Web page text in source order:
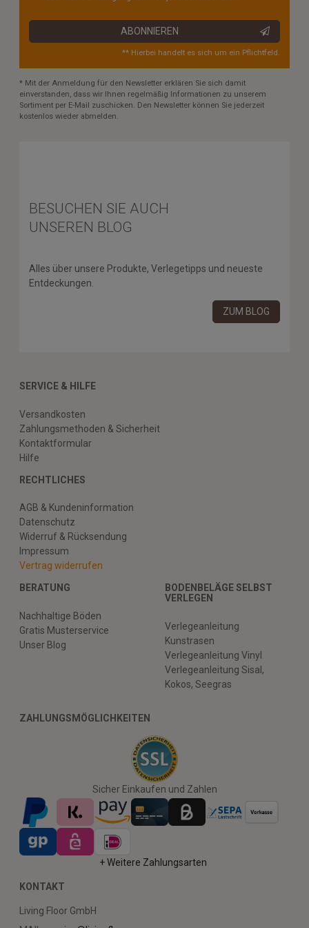
ABONNIEREN
** Hierbei handelt es sich um ein Pflichtfeld.
* Mit der Anmeldung für den Newsletter erklären Sie sich damit
einverstanden, dass wir Ihnen regelmäßig Informationen zu unserem
Sortiment per E-Mail zuschicken. Den Newsletter können Sie jederzeit
kostenlos wieder abmelden.
BESUCHEN SIE AUCH
UNSEREN BLOG
Alles über unsere Produkte, Verlegetipps und neueste
Entdeckungen.
ZUM BLOG
SERVICE & HILFE
Versandkosten
Zahlungsmethoden & Sicherheit
Kontaktformular
Hilfe
RECHTLICHES
AGB & Kundeninformation
Datenschutz
Widerruf & Rücksendung
Impressum
Vertrag widerrufen
BERATUNG
Nachhaltige Böden
Gratis Musterservice
Unser Blog
BODENBELÄGE SELBST
VERLEGEN
Verlegeanleitung
Kunstrasen
Verlegeanleitung Vinyl
Verlegeanleitung Sisal,
Kokos, Seegras
ZAHLUNGSMÖGLICHKEITEN
Sicher Einkaufen und Zahlen
+ Weitere Zahlungsarten
KONTAKT
Living Floor GmbH